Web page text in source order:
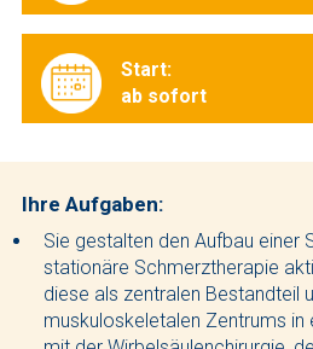
Start:
ab sofort
Ihre Aufgaben:
Sie gestalten den Aufbau einer
stationäre Schmerztherapie
diese als zentralen Bestandteil
muskuloskeletalen Zentrums